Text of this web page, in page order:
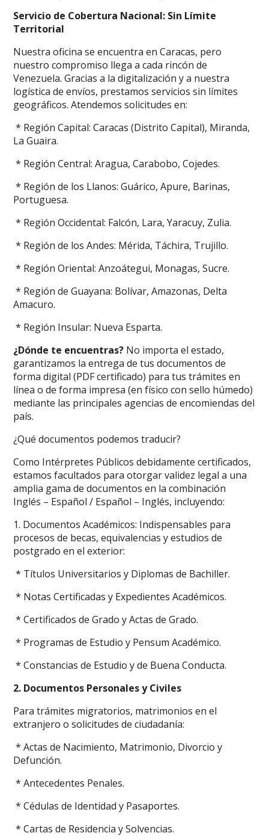
Servicio de Cobertura Nacional: Sin Límite
Territorial
Nuestra oficina se encuentra en Caracas, pero
nuestro compromiso llega a cada rincón de
Venezuela. Gracias a la digitalización y a nuestra
logística de envíos, prestamos servicios sin límites
geográficos. Atendemos solicitudes en:
* Región Capital: Caracas (Distrito Capital), Miranda,
La Guaira.
* Región Central: Aragua, Carabobo, Cojedes.
* Región de los Llanos: Guárico, Apure, Barinas,
Portuguesa.
* Región Occidental: Falcón, Lara, Yaracuy, Zulia.
* Región de los Andes: Mérida, Táchira, Trujillo.
* Región Oriental: Anzoátegui, Monagas, Sucre.
* Región de Guayana: Bolívar, Amazonas, Delta
Amacuro.
* Región Insular: Nueva Esparta.
¿Dónde te encuentras? No importa el estado,
garantizamos la entrega de tus documentos de
forma digital (PDF certificado) para tus trámites en
línea o de forma impresa (en físico con sello húmedo)
mediante las principales agencias de encomiendas del
país.
¿Qué documentos podemos traducir?
Como Intérpretes Públicos debidamente certificados,
estamos facultados para otorgar validez legal a una
amplia gama de documentos en la combinación
Inglés – Español / Español – Inglés, incluyendo:
1. Documentos Académicos: Indispensables para
procesos de becas, equivalencias y estudios de
postgrado en el exterior:
* Títulos Universitarios y Diplomas de Bachiller.
* Notas Certificadas y Expedientes Académicos.
* Certificados de Grado y Actas de Grado.
* Programas de Estudio y Pensum Académico.
* Constancias de Estudio y de Buena Conducta.
2. Documentos Personales y Civiles
Para trámites migratorios, matrimonios en el
extranjero o solicitudes de ciudadanía:
* Actas de Nacimiento, Matrimonio, Divorcio y
Defunción.
* Antecedentes Penales.
* Cédulas de Identidad y Pasaportes.
* Cartas de Residencia y Solvencias.